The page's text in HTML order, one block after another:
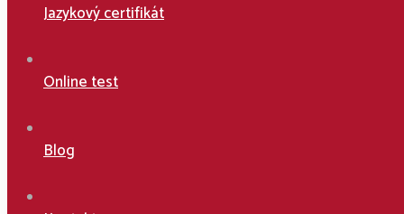
Jazykový certifikát
Online test
Blog